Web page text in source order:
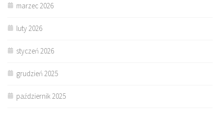
marzec 2026
luty 2026
styczeń 2026
grudzień 2025
październik 2025